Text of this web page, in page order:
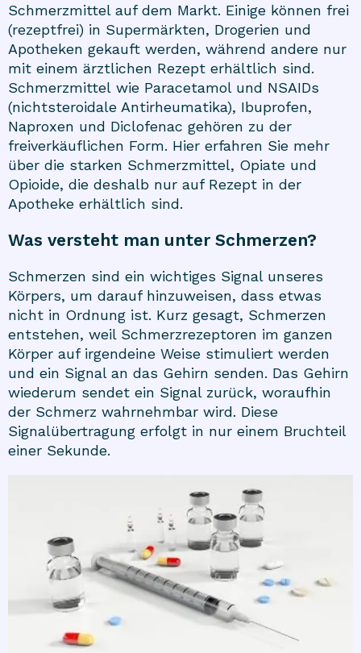
Schmerzmittel auf dem Markt. Einige können frei
(rezeptfrei) in Supermärkten, Drogerien und
Apotheken gekauft werden, während andere nur
mit einem ärztlichen Rezept erhältlich sind.
Schmerzmittel wie Paracetamol und NSAIDs
(nichtsteroidale Antirheumatika), Ibuprofen,
Naproxen und Diclofenac gehören zu der
freiverkäuflichen Form. Hier erfahren Sie mehr
über die starken Schmerzmittel, Opiate und
Opioide, die deshalb nur auf Rezept in der
Apotheke erhältlich sind.
Was versteht man unter Schmerzen?
Schmerzen sind ein wichtiges Signal unseres
Körpers, um darauf hinzuweisen, dass etwas
nicht in Ordnung ist. Kurz gesagt, Schmerzen
entstehen, weil Schmerzrezeptoren im ganzen
Körper auf irgendeine Weise stimuliert werden
und ein Signal an das Gehirn senden. Das Gehirn
wiederum sendet ein Signal zurück, woraufhin
der Schmerz wahrnehmbar wird. Diese
Signalübertragung erfolgt in nur einem Bruchteil
einer Sekunde.